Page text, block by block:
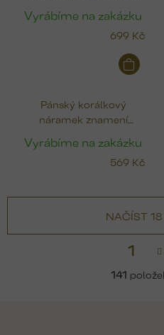
krychličkou
Vyrábíme na zakázku
699 Kč
Pánský korálkový
náramek znamení
Vyrábíme na zakázku
569 Kč
NAČÍST
t
á
1
141